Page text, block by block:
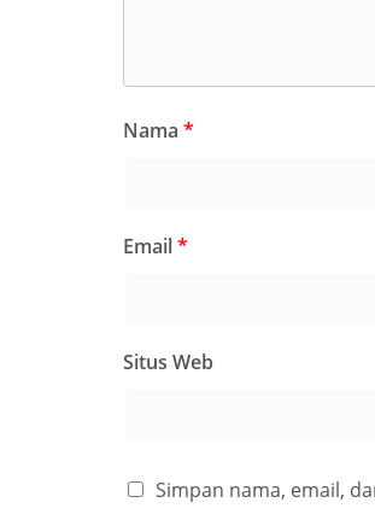
Nama *
Email*
Situs Web
Simpan nama, email,